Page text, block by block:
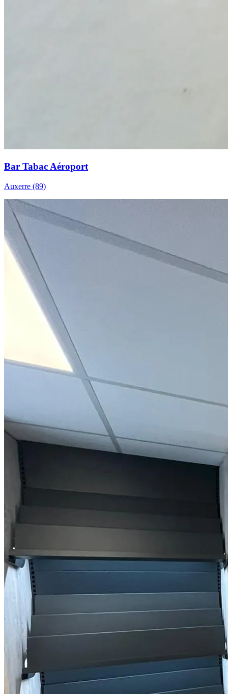
Bar Tabac Aéroport
Auxerre (89)